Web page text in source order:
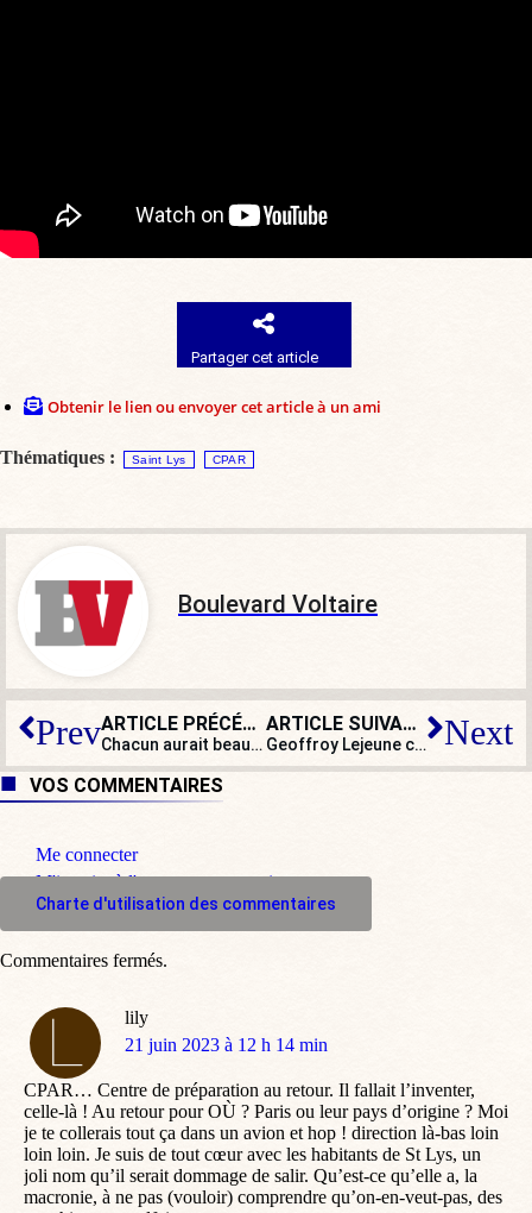
Partager cet article
Obtenir le lien ou envoyer cet article à un ami
Thématiques : Saint Lys CPAR
Boulevard Voltaire
Prev ARTICLE PRÉCÉDENT
Chacun aurait beaucoup à apprendre de Pascal, à commencer par Emmanuel Macron !
ARTICLE SUIVANT
Geoffroy Lejeune confirme son licenciement de Next
VOS COMMENTAIRES
Me connecter
M'inscrire à l'espace commentaire
Charte d'utilisation des commentaires
lily
dit
21 juin 2023 à 12 h 14 min
CPAR… Centre de préparation au retour. Il fallait l’inventer,
celle-là ! Au retour pour OÙ ? Paris ou leur pays d’origine ? Moi
je te collerais tout ça dans un avion et hop ! direction là-bas loin
loin loin. Je suis de tout cœur avec les habitants de St Lys, un
joli nom qu’il serait dommage de salir. Qu’est-ce qu’elle a, la
macronie, à ne pas (vouloir) comprendre qu’on-en-veut-pas, des
Commentaires fermés.